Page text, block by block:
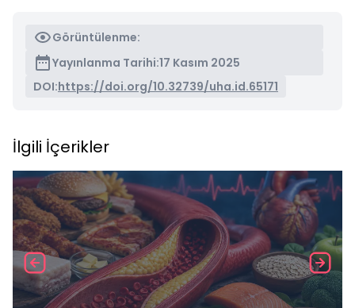
Görüntülenme:
Yayınlanma Tarihi:17 Kasım 2025
DOI:https://doi.org/10.32739/uha.id.65171
İlgili İçerikler